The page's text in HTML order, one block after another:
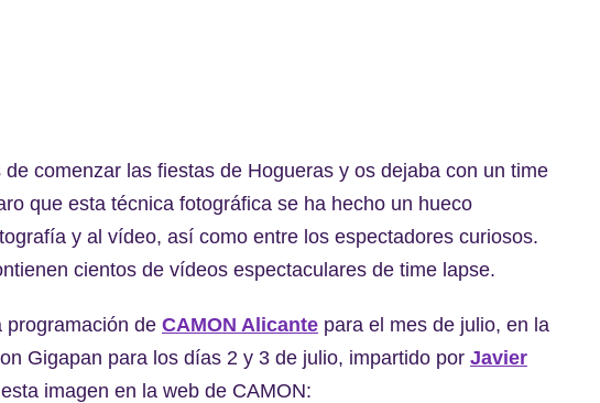
comenzar las fiestas de Hogueras y os dejaba con un time
que esta técnica fotográfica se ha hecho un hueco
y al vídeo, así como entre los espectadores curiosos.
cientos de vídeos espectaculares de time lapse.
programación de CAMON Alicante para el mes de julio, en la
Gigapan para los días 2 y 3 de julio, impartido por Javier
imagen en la web de CAMON: